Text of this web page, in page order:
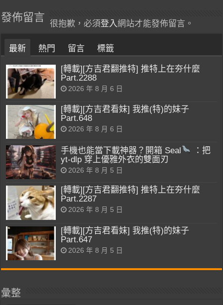
發佈留言
很抱歉，必須登入網站才能發佈留言。
最新 熱門 留言 標籤
[轉載][方吉君翻推特] 推特上在夯什麼
Part.2288
2026 年 8 月 6 日
[轉載][方吉君看妹] 我推(特)的妹子
Part.648
2026 年 8 月 6 日
手機也能當下載神器？開箱 Seal
：把
yt-dlp 穿上優雅外衣的雙面刃
2026 年 8 月 5 日
[轉載][方吉君翻推特] 推特上在夯什麼
Part.2287
2026 年 8 月 5 日
[轉載][方吉君看妹] 我推(特)的妹子
Part.647
2026 年 8 月 5 日
彙整